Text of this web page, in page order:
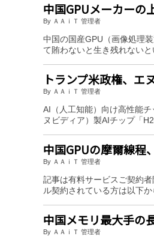
中国GPUメーカーの
By ＡＡｉＴ 管理者
中国の国産GPU（画像処理
て賄わないと生き残れない
トランプ米政権、エ
By ＡＡｉＴ 管理者
AI（人工知能）向け高性能
ヌビディア）製AIチップ「
中国GPUの摩爾線程
By ＡＡｉＴ 管理者
記事は有料サービスご契約
ル契約されている方は以下
中国メモリ最大手の
By ＡＡｉＴ 管理者